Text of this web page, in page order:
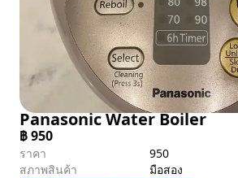
Panasonic Water Boiler
฿950
ราคา
950
สภาพสินค้า
มือสอง